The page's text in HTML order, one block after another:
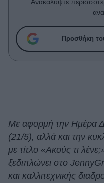
Ζώδια
Green
Αφιερώματα
Προσθήκη
Με αφορμή την Ημέρα
(21/5), αλλά και την
με τίτλο «Ακούς τι
ξεδιπλώνει στο
και καλλιτεχνικής